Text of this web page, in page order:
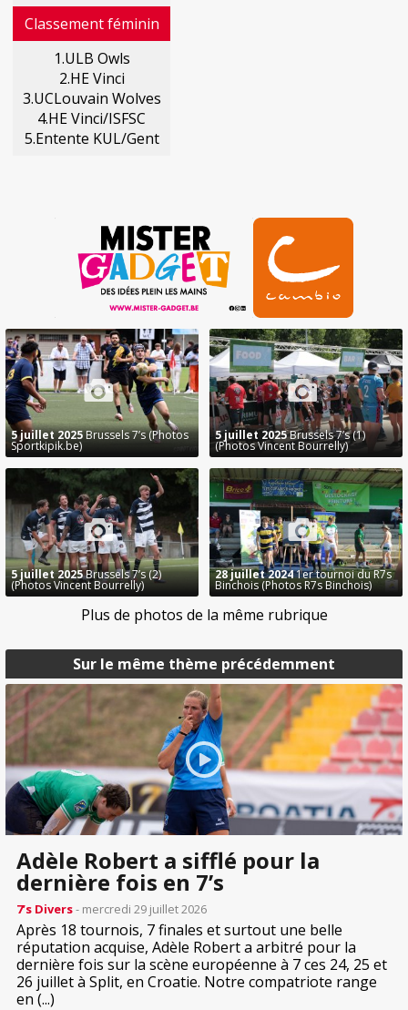
Classement féminin
1.ULB Owls
2.HE Vinci
3.UCLouvain Wolves
4.HE Vinci/ISFSC
5.Entente KUL/Gent
Sur le même thème précédemment
Adèle Robert a sifflé pour la
dernière fois en 7’s
7’s Divers- mercredi 29 juillet 2026
Après 18 tournois, 7 finales et surtout une belle
réputation acquise, Adèle Robert a arbitré pour la
dernière fois sur la scène européenne à 7 ces 24, 25 et
26 juillet à Split, en Croatie. Notre compatriote range
en (...)
5 juillet 2025Brussels 7’s (Photos
Sportkipik.be)
5 juillet 2025Brussels 7’s (1)
(Photos Vincent Bourrelly)
5 juillet 2025Brussels 7’s (2)
(Photos Vincent Bourrelly)
28 juillet 20241er tournoi du R7s
Binchois (Photos R7s Binchois)
Plus de photos de la même rubrique